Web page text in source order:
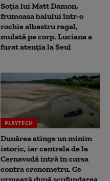
Soția lui Matt Damon,
frumoasa balului într-o
rochie albastru regal,
mulată pe corp. Luciana a
furat atenția la Seul
PLAYTECH
Dunărea atinge un minim
istoric, iar centrala de la
Cernavodă intră în cursa
contra cronometru. Ce